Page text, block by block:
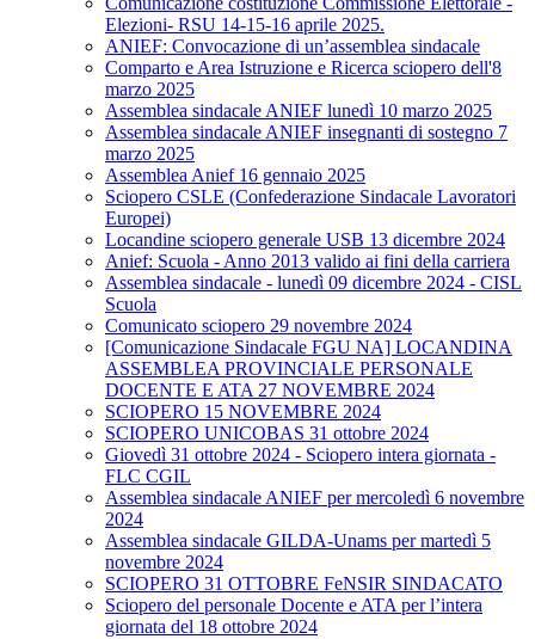
Elezioni- RSU 14-15-16 aprile 2025.
ANIEF: Convocazione di un’assemblea sindacale
Comparto e Area Istruzione e Ricerca sciopero dell'8
marzo 2025
Assemblea sindacale ANIEF lunedì 10 marzo 2025
Assemblea sindacale ANIEF insegnanti di sostegno 7
marzo 2025
Assemblea Anief 16 gennaio 2025
Sciopero CSLE (Confederazione Sindacale Lavoratori
Europei)
Locandine sciopero generale USB 13 dicembre 2024
Anief: Scuola - Anno 2013 valido ai fini della carriera
Assemblea sindacale - lunedì 09 dicembre 2024 - CISL
Scuola
Comunicato sciopero 29 novembre 2024
[Comunicazione Sindacale FGU NA] LOCANDINA
ASSEMBLEA PROVINCIALE PERSONALE
DOCENTE E ATA 27 NOVEMBRE 2024
SCIOPERO 15 NOVEMBRE 2024
SCIOPERO UNICOBAS 31 ottobre 2024
Giovedì 31 ottobre 2024 - Sciopero intera giornata -
FLC CGIL
Assemblea sindacale ANIEF per mercoledì 6 novembre
2024
Assemblea sindacale GILDA-Unams per martedì 5
novembre 2024
SCIOPERO 31 OTTOBRE FeNSIR SINDACATO
Sciopero del personale Docente e ATA per l’intera
giornata del 18 ottobre 2024